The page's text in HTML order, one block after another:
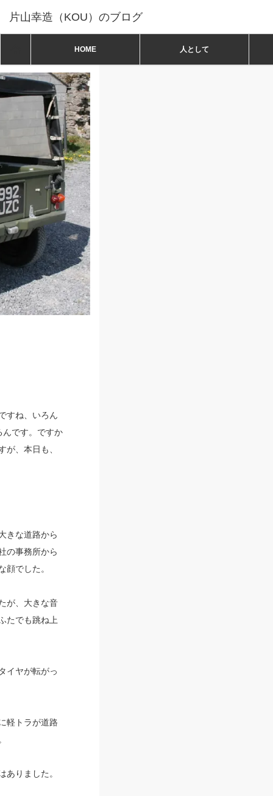
HOME 人として
片山幸造（KOU）のブログ
魔除けの車
すね、いろん
んです。ですか
が、本日も、
きな道路から
の事務所から
顔でした。
が、大きな音
たでも跳ね上
イヤが転がっ
軽トラが道路
ありました。